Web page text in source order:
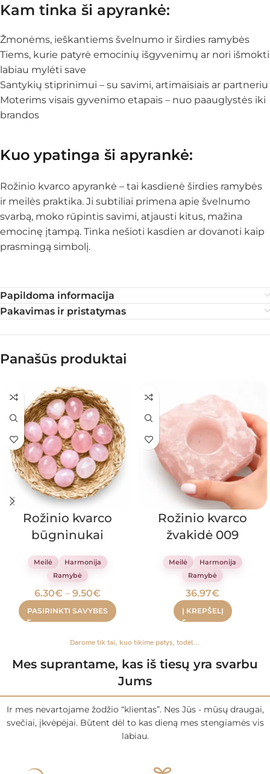
Kam tinka ši apyrankė:
Žmonėms, ieškantiems švelnumo ir širdies ramybės
Tiems, kurie patyrė emocinių išgyvenimų ar nori išmokti
labiau mylėti save
Santykių stiprinimui – su savimi, artimaisiais ar partneriu
Moterims visais gyvenimo etapais – nuo paauglystės iki
brandos
Kuo ypatinga ši apyrankė:
Rožinio kvarco apyrankė – tai kasdienė širdies ramybės
ir meilės praktika. Ji subtiliai primena apie švelnumo
svarbą, moko rūpintis savimi, atjausti kitus, mažina
emocinę įtampą. Tinka nešioti kasdien ar dovanoti kaip
prasmingą simbolį.
Papildoma informacija
Pakavimas ir pristatymas
Panašūs produktai
Rožinio kvarco
būgninukai
Meilė
Harmonija
Ramybė
6.30€ – 9.50€
PASIRINKTI SAVYBES
Rožinio kvarco
žvakidė 009
Meilė
Harmonija
Ramybė
36.97€
Į KREPŠELĮ
Darome tik tai, kuo tikime patys, todėl...
Mes suprantame, kas iš tiesų yra svarbu
Jums
Ir mes nevartojame žodžio “klientas”. Nes Jūs - mūsų draugai,
svečiai, įkvėpėjai. Būtent dėl to kas dieną mes stengiamės vis
labiau.